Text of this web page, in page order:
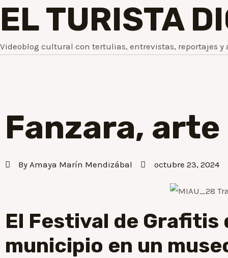
EL TURISTA
Videoblog cultural con tertulias, entrevistas, reportajes y
Fanzara,
By Amaya Marín Mendizábal octubre 23, 2024
El Festival de Grafitis
municipio en un